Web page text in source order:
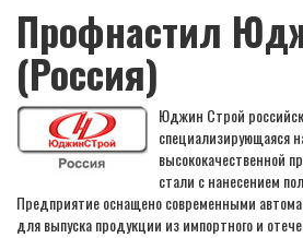
Профнастил
(Россия)
Юджин Строй
специализирующаяся
высококачественной
стали с нанесением
Предприятие оснащено современными
для выпуска продукции из импортного и